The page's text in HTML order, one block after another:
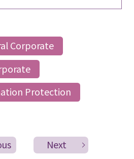
Corporate
Protection
Next